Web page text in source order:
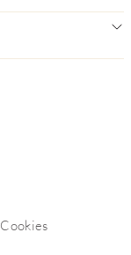
Cookies